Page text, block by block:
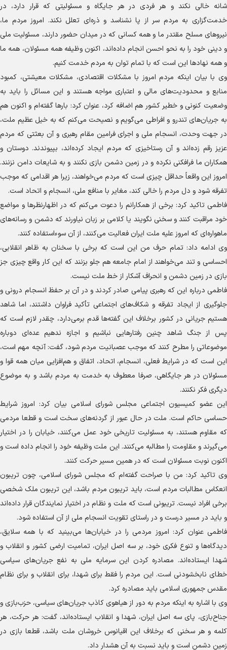
شانه خالی نکند و هر فردی در هر جایگاه و مسئولیتی که قرار دارد، در
خدمت‌گزاری به مردم سر از پا نشناسد و ذره‌ای تعلل نکند. امروز مردم ما،
نیرو‌های مسلح مقتدر ما و همه کسانی که در میدان حضور دارند، مسئولیت ملی
و دینی خود را به نحو احسن انجام داده‌اند، اکنون وظیفه همه مسئولان، همه ما
و همه نهاد‌ها این است که با تمام توان به مردم خدمت کنیم.
وی با بیان اینکه مردم امروز با مشکلات اقتصادی، مشکلات معیشتی، کمبود
منابع و محدودیت‌های مالی و اعتباری مواجه هستند و این مسائل را باید به
وضعیت کنونی و خطیر کشور هم اضافه کرد، عنوان کرد: بار‌ها گفته‌ام و اکنون هم
به جریان‌های تندرو و افراطی می‌گویم و نصیحت می‌کنم که به خیل عظیم ملت،
در جهت وحدت، انسجام ملی و اجرای فرامین مقام رهبری و آن بعثتی که مردم
عزیز رقم زده‌اند و آن رستاخیزی که مردم ایجاد کرده‌اند، بپیوندند. دوستان و
همکاران ما فرافکنی نکرده و در زمین دشمن بازی نکنند و به شایعات دامن نزنند.
امروز این واقعاً حداقل چیزی است که مردم می‌خواهند، زیرا هر اقدامی که موجب
تفرقه شود و دل مردم را خالی کند، مغایر با منافع ملی، انسجام و اتحاد است.
فاطمی تاکید کرد: برخی از همکارانم را دعوت می‌کنم که در اظهارنظر‌ها و مواضع
خود مراقبت کنند و سخنی نگویند یا کلامی بر زبان نیاورند که دشمن و رسانه‌های
ماهواره‌ای که امروز علیه ملت ایران فعالیت می‌کنند، از آن سوءاستفاده کنند.
وی ادامه داد: تمام حرف من این است که برخی با سخنان به ظاهر انقلابی،
احساسی و تند می‌خواهند از امام جامعه هم جلو بزنند که این کار واقع چیزی جز
بازی در زمین دشمن و انحراف آشکار از خط ملت نیست.
فاطمی درباره این که رهبری پیامی صادر کردند و در آن بر حفظ انسجام درونی و
جلوگیری از ایجاد تفرقه و شکاف‌های اجتماعی تأکید فراوان داشتند، اما شاهد
هستیم جریانی در کشور برخلاف این گفته‌ها قدم برمی‌دارد، چقدر لازم است که
پس از جنگ شاهد چنین رفتار‌هایی نباشیم و اجازه ندهیم عده‌ای دوباره
موضوعاتی را مطرح کنند که موجب عصبانیت مردم شود، گفت: آنچه مهم است،
این است که در شرایط فعلی، انسجام، اتحاد، اتفاق و هم‌افزایی میان همه قوا و
مسئولان در هر جایگاهی، صرفا معطوف به خدمت به مردم باشد و به موضوع
دیگری فکر نکنند.
این عضو کمیسیون اجتماعی مجلس شورای اسلامی بیان کرد: امروز شرایط
حساسی حاکم است. ملت در حال عبور از گردنه‌های سخت است و قطعا مردمی
که مقاوم هستند، به مسئولیت تاریخی خود عمل می‌کنند، خیابان را در اختیار
می‌گیرند و مقاومت را مطالبه می‌کنند. این ملت وظیفه خود را انجام داده است و
اکنون نوبت مسئولان است که در همین مسیر حرکت کنند.
وی تاکید کرد: من با صراحت گفته‌ام که مجلس شورای اسلامی، چون تریبون
انعکاس مطالبات مردم است، باید تریبون مردم باشد، این تریبون ملک شخصی
برخی افراد نیست. تریبونی است که ملت و نظام در اختیار نمایندگان قرار داده‌اند
و باید در مسیر درست و در راستای تقویت انسجام ملی از آن استفاده شود.
فاطمی عنوان کرد: امروز مردمی را در خیابان‌ها می‌بینید که با همه سلایق،
دیدگاه‌ها و تنوع فکری خود، بر سه اصل ایران، تمامیت ارضی کشور و انقلاب و
شهدا ایستاده‌اند. مصادره کردن این سرمایه ملی به نفع جریان‌های سیاسی
خطای نابخشودنی است. این مردم را فقط برای شهدا، برای انقلاب و برای نظام
مقدس جمهوری اسلامی باید مصادره کرد.
وی با اشاره به اینکه مردم به دور از هیاهوی کاذب جریان‌های سیاسی، حزب‌بازی و
جناح‌بازی، پای سه اصل ایران، شهدا و انقلاب ایستاده‌اند، گفت: هر حرکت، هر
کلمه و هر سخنی که برخلاف این اقیانوس خروشان ملت باشد، قطعا بازی در
زمین دشمن است و باید نسبت به آن هشدار داد.